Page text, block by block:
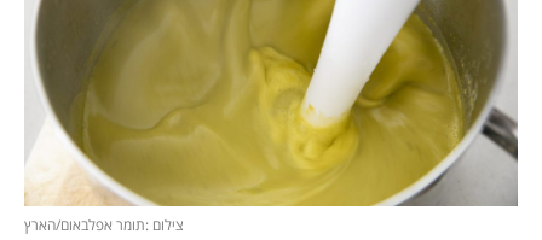
צילום :תומר אפלבאום/הארץ